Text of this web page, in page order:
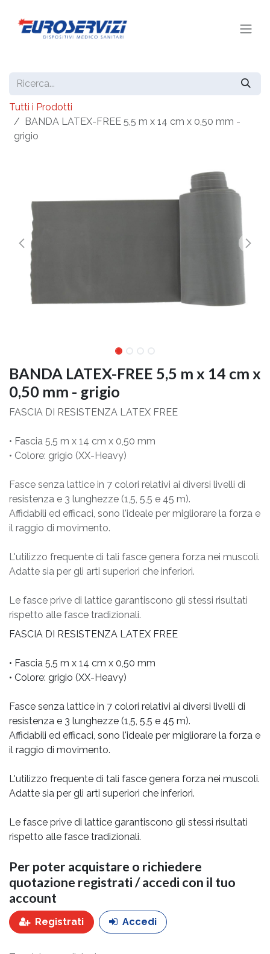
Tutti i Prodotti
BANDA LATEX-FREE 5,5 m x 14 cm x 0,50 mm -
grigio
BANDA LATEX-FREE 5,5 m x 14 cm x
0,50 mm - grigio
FASCIA DI RESISTENZA LATEX FREE
• Fascia 5,5 m x 14 cm x 0,50 mm
• Colore: grigio (XX-Heavy)
Fasce senza lattice in 7 colori relativi ai diversi livelli di
resistenza e 3 lunghezze (1,5, 5,5 e 45 m).
Affidabili ed efficaci, sono l'ideale per migliorare la forza e
il raggio di movimento.
L'utilizzo frequente di tali fasce genera forza nei muscoli.
Adatte sia per gli arti superiori che inferiori.
Le fasce prive di lattice garantiscono gli stessi risultati
rispetto alle fasce tradizionali.
FASCIA DI RESISTENZA LATEX FREE
• Fascia 5,5 m x 14 cm x 0,50 mm
• Colore: grigio (XX-Heavy)
Fasce senza lattice in 7 colori relativi ai diversi livelli di
resistenza e 3 lunghezze (1,5, 5,5 e 45 m).
Affidabili ed efficaci, sono l'ideale per migliorare la forza e
il raggio di movimento.
L'utilizzo frequente di tali fasce genera forza nei muscoli.
Adatte sia per gli arti superiori che inferiori.
Le fasce prive di lattice garantiscono gli stessi risultati
rispetto alle fasce tradizionali.
Per poter acquistare o richiedere
quotazione registrati / accedi con il tuo
account
Registrati Accedi